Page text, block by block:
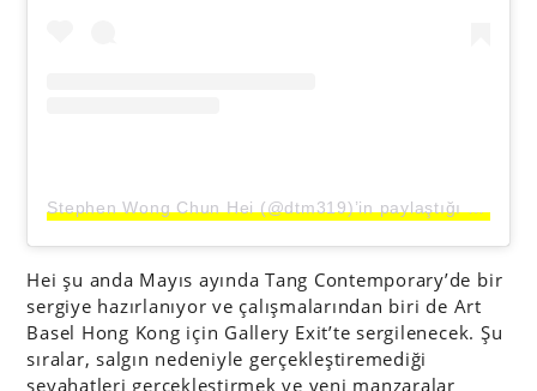
Stephen Wong Chun Hei (@dtm319)’in paylaştığı bir gönderi
Hei şu anda Mayıs ayında Tang Contemporary’de bir
sergiye hazırlanıyor ve çalışmalarından biri de Art
Basel Hong Kong için Gallery Exit’te sergilenecek. Şu
sıralar, salgın nedeniyle gerçekleştiremediği
seyahatleri gerçekleştirmek ve yeni manzaralar